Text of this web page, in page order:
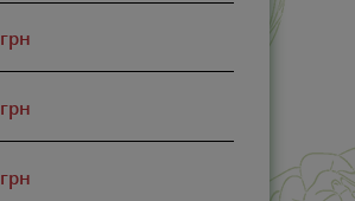
грн
грн
грн